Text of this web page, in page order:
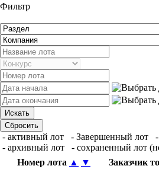
Фильтр
- активный лот - Завершенный лот
- архивный лот
- сохраненный лот
Номер лота ▲ ▼ Заказчик